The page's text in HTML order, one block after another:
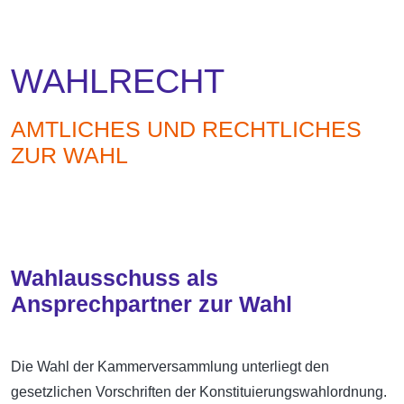
WAHLRECHT
AMTLICHES UND RECHTLICHES
ZUR WAHL
Wahlausschuss als
Ansprechpartner zur Wahl
Die Wahl der Kammerversammlung unterliegt den
gesetzlichen Vorschriften der Konstituierungswahlordnung.